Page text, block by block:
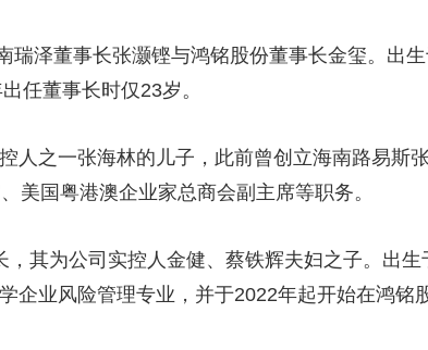
泽董事长张灏铿与鸿铭股份董事长金玺。出生
任董事长时仅23岁。
之一张海林的儿子，此前曾创立海南路易斯
美国粤港澳企业家总商会副主席等职务。
为公司实控人金健、蔡铁辉夫妇之子。出生
企业风险管理专业，并于2022年起开始在鸿铭